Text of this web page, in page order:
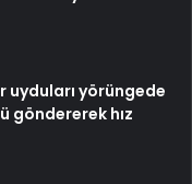
uyduları yörüngede
göndererek hız